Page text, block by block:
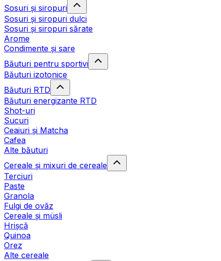
Sosuri și siropuri
Sosuri și siropuri dulci
Sosuri și siropuri sărate
Arome
Condimente și sare
Băuturi pentru sportivi
Băuturi izotonice
Băuturi RTD
Băuturi energizante RTD
Shot-uri
Sucuri
Ceaiuri și Matcha
Cafea
Alte băuturi
Cereale și mixuri de cereale
Terciuri
Paste
Granola
Fulgi de ovăz
Cereale și müsli
Hrișcă
Quinoa
Orez
Alte cereale